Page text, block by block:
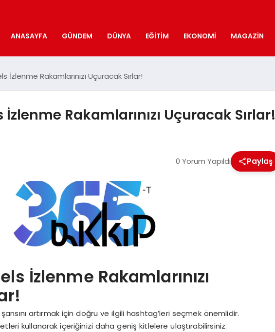
ANASAYFA GÜNDEM DÜNYA EĞITIM EKONOMI MAGAZIN
İzlenme Rakamlarınızı Uçuracak Sırlar!
Rakamlarınızı Uçuracak Sırlar!
0 Yorum Yapıldı Paylaş
İzlenme Rakamlarınızı
artırmak için doğru ve ilgili hashtag’leri seçmek önemlidir.
kullanarak içeriğinizi daha geniş kitlelere ulaştırabilirsiniz.